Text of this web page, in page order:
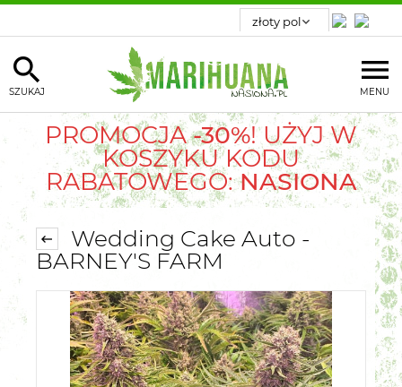
MENU
SZUKAJ
PROMOCJA-30%! UŻYJ W
KOSZYKU KODU
RABATOWEGO:NASIONA
Wedding Cake Auto -
BARNEY'S FARM